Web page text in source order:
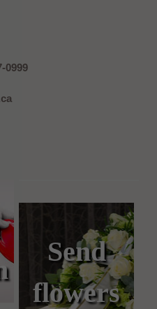
0999
Send
flowers